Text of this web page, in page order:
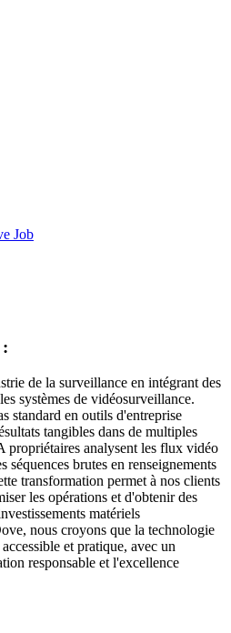
Job
de la surveillance en intégrant des
systèmes de vidéosurveillance.
standard en outils d'entreprise
tangibles dans de multiples
propriétaires analysent les flux vidéo
séquences brutes en renseignements
transformation permet à nos clients
les opérations et d'obtenir des
matériels
nous croyons que la technologie
et pratique, avec un
responsable et l'excellence